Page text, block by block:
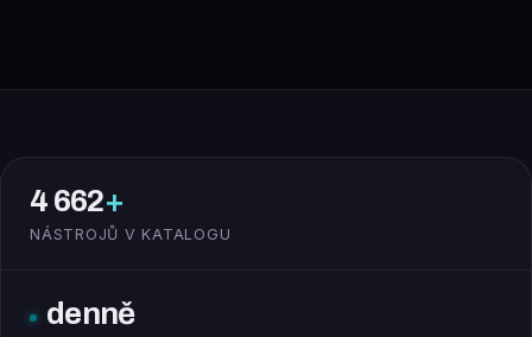
4 662+
NÁSTROJŮ V KATALOGU
denně